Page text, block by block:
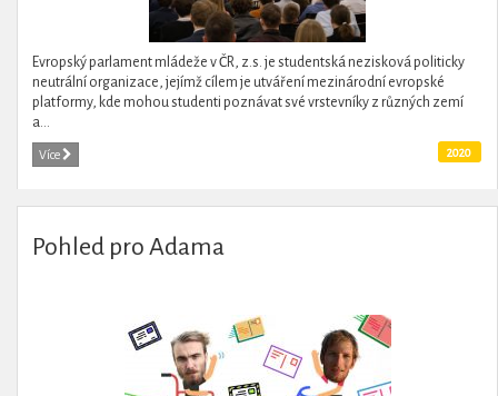
Evropský parlament mládeže v ČR, z.s. je studentská nezisková politicky
neutrální organizace, jejímž cílem je utváření mezinárodní evropské
platformy, kde mohou studenti poznávat své vrstevníky z různých zemí
a...
Více 2020
Pohled pro Adama